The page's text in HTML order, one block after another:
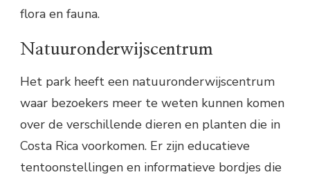
flora en fauna.
Natuuronderwijscentrum
Het park heeft een natuuronderwijscentrum
waar bezoekers meer te weten kunnen komen
over de verschillende dieren en planten die in
Costa Rica voorkomen. Er zijn educatieve
tentoonstellingen en informatieve bordjes die